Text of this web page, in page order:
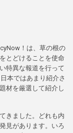
！は、草の根の
とどけることを使命
特異な報道を行って
本ではあまり紹介さ
材を厳選して紹介し
きました。どれも内
見があります。いろ